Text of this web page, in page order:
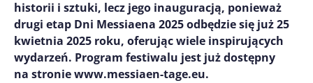
historii i sztuki, lecz jego inauguracją, ponieważ
drugi etap Dni Messiaena 2025 odbędzie się już 25
kwietnia 2025 roku, oferując wiele inspirujących
wydarzeń. Program festiwalu jest już dostępny
na stronie www.messiaen-tage.eu.